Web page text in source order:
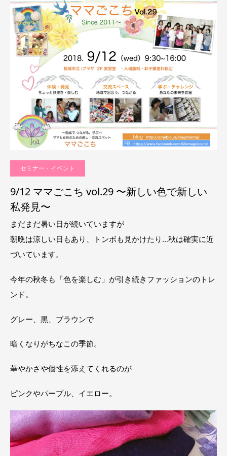
セミナー・イベント
9/12 ママごこち vol.29 〜新しい色で新しい
私発見〜
まだまだ暑い日が続いていますが
朝晩は涼しい日もあり、トンボも見かけたり…秋は確実に近
づいています。
今年の秋冬も「色を楽しむ」が引き続きファッションのトレ
ンド。
グレー、黒、ブラウンで
暗くなりがちなこの季節。
華やかさや個性を添えてくれるのが
ピンクやパープル、イエロー。